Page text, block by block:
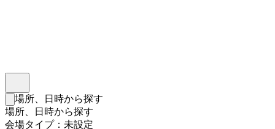
検索フォームを閉じる
場所、日時から探す
場所、日時から探す
会場タイプ：未設定